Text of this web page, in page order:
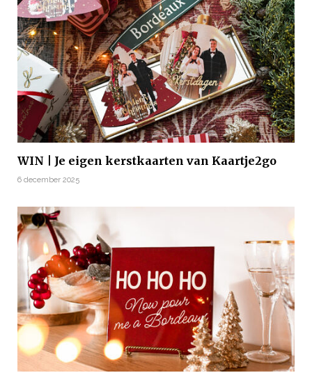
WIN | Je eigen kerstkaarten van Kaartje2go
6 december 2025